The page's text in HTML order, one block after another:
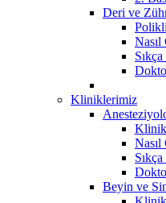
Deri ve
Kliniklerimiz
Klinik
Beyin ve